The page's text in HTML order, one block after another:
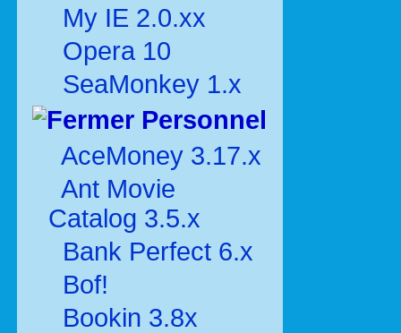
My IE 2.0.xx
Opera 10
SeaMonkey 1.x
Personnel
AceMoney 3.17.x
Ant Movie
Catalog 3.5.x
Bank Perfect 6.x
Bof!
Bookin 3.8x